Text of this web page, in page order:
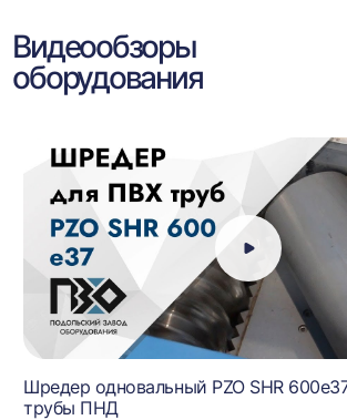
Видеообзоры
оборудования
Шредер одновальный PZO SHR
трубы ПНД